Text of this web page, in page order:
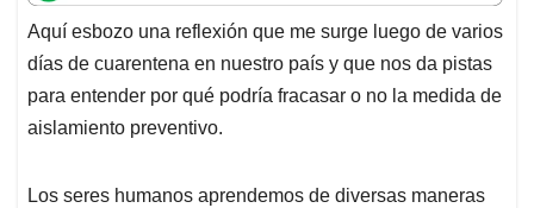
t
s
A
p
p
e
b
o
o
k
k
e
d
I
n
i
l
e
a
d
s
Aquí esbozo una reflexión que me surge luego de varios
días de cuarentena en nuestro país y que nos da pistas
para entender por qué podría fracasar o no la medida de
aislamiento preventivo.
Los seres humanos aprendemos de diversas maneras